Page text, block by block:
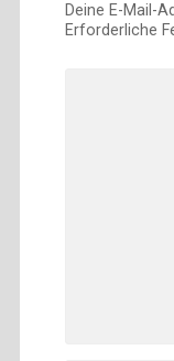
Deine E-Mail-
Erforderliche